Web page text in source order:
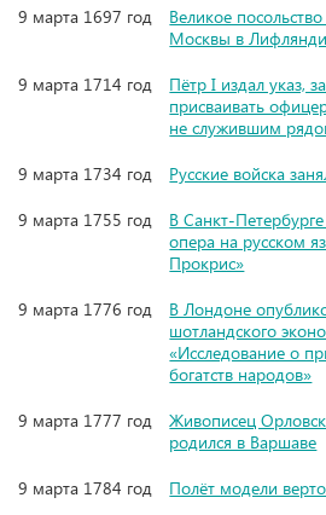
9 марта 1697 год
Великое
Москвы в
9 марта 1714 год
Пётр I издал указ,
присваивать
не служившим
9 марта 1734 год
Русские войска
9 марта 1755 год
В Санкт-
опера на русском
Прокрис»
9 марта 1776 год
В Лондоне
шотландского
«Исследование о
богатств народов»
9 марта 1777 год
Живописец
родился в Варшаве
9 марта 1784 год
Полёт модели